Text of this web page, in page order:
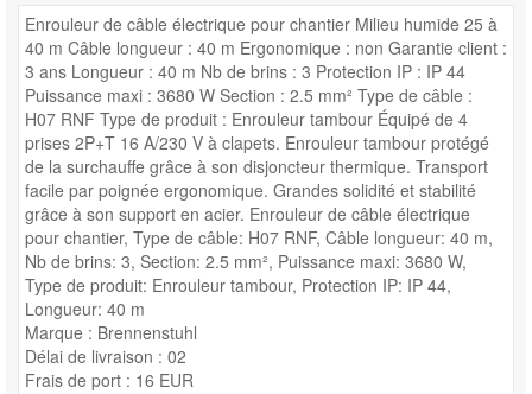
Enrouleur de câble électrique pour chantier Milieu humide 25 à
40 m Câble longueur : 40 m Ergonomique : non Garantie client :
3 ans Longueur : 40 m Nb de brins : 3 Protection IP : IP 44
Puissance maxi : 3680 W Section : 2.5 mm² Type de câble :
H07 RNF Type de produit : Enrouleur tambour Équipé de 4
prises 2P+T 16 A/230 V à clapets. Enrouleur tambour protégé
de la surchauffe grâce à son disjoncteur thermique. Transport
facile par poignée ergonomique. Grandes solidité et stabilité
grâce à son support en acier. Enrouleur de câble électrique
pour chantier, Type de câble: H07 RNF, Câble longueur: 40 m,
Nb de brins: 3, Section: 2.5 mm², Puissance maxi: 3680 W,
Type de produit: Enrouleur tambour, Protection IP: IP 44,
Longueur: 40 m
Marque : Brennenstuhl
Délai de livraison : 02
Frais de port : 16 EUR